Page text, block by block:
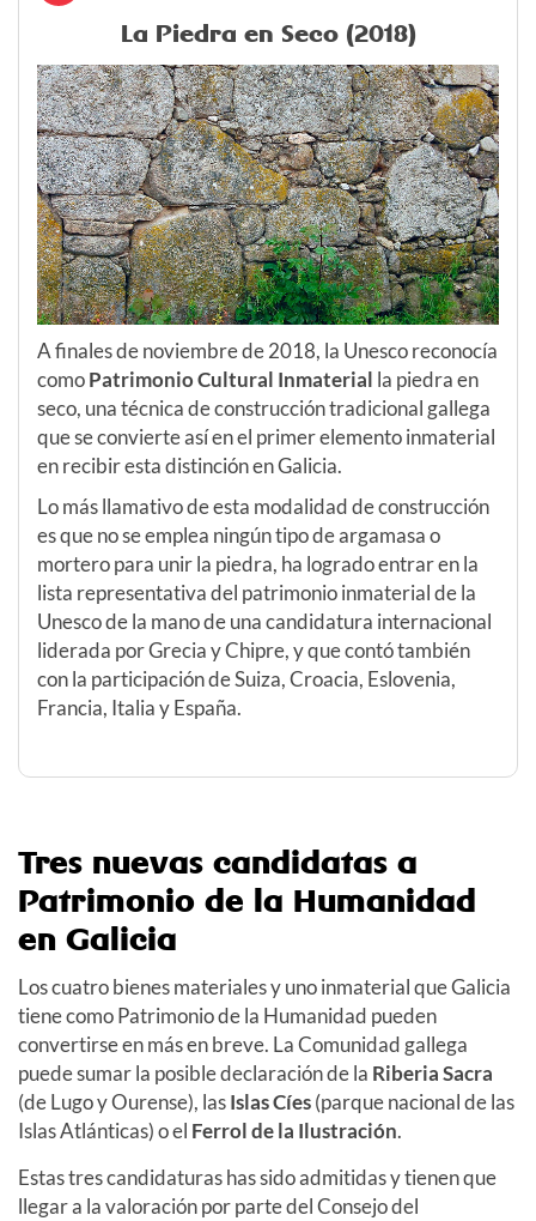
La Piedra en Seco (2018)
A finales de noviembre de 2018, la Unesco reconocía
comoPatrimonio Cultural Inmaterial la piedra en
seco, una técnica de construcción tradicional gallega
que se convierte así en el primer elemento inmaterial
en recibir esta distinción en Galicia.
Lo más llamativo de esta modalidad de construcción
es que no se emplea ningún tipo de argamasa o
mortero para unir la piedra, ha logrado entrar en la
lista representativa del patrimonio inmaterial de la
Unesco de la mano de una candidatura internacional
liderada por Grecia y Chipre, y que contó también
con la participación de Suiza, Croacia, Eslovenia,
Francia, Italia y España.
Tres nuevas candidatas a
Patrimonio de la Humanidad
en Galicia
Los cuatro bienes materiales y uno inmaterial que Galicia
tiene como Patrimonio de la Humanidad pueden
convertirse en más en breve. La Comunidad gallega
puede sumar la posible declaración de la Riberia Sacra
(de Lugo y Ourense), lasIslas Cíes(parque nacional de las
Islas Atlánticas) o el Ferrol de la Ilustración.
Estas tres candidaturas has sido admitidas y tienen que
llegar a la valoración por parte del Consejo del